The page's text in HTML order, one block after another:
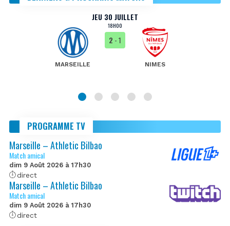
JEU 30 JUILLET
18H00
MARSEILLE
2 - 1
NIMES
PROGRAMME TV
Marseille – Athletic Bilbao
Match amical
dim 9 Août 2026 à 17h30
direct
Marseille – Athletic Bilbao
Match amical
dim 9 Août 2026 à 17h30
direct